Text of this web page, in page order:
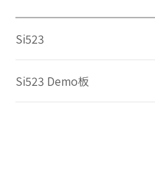
Si523
Si523 Demo板